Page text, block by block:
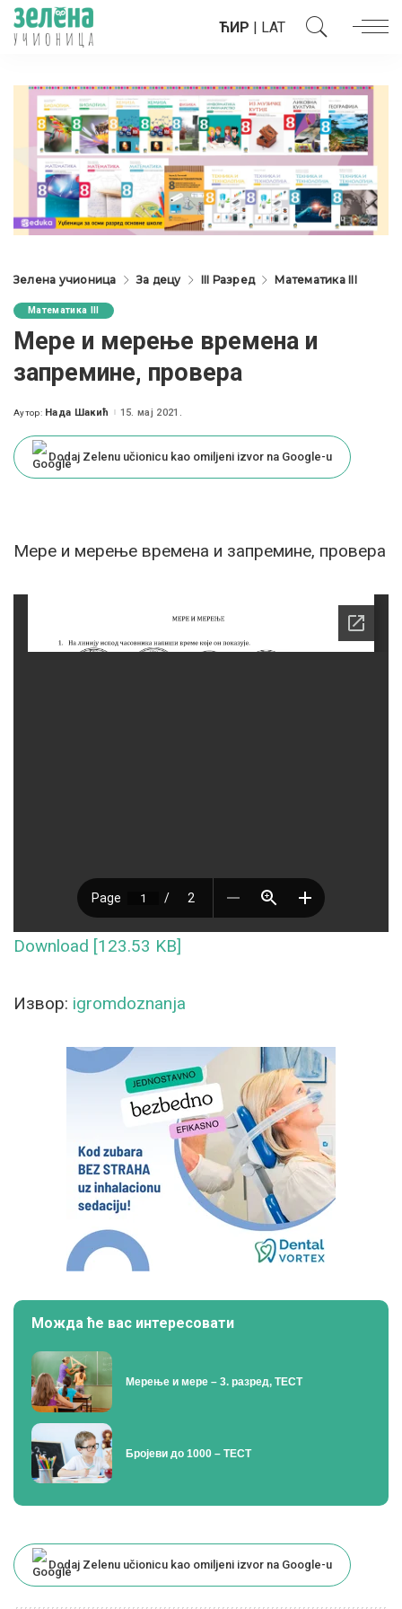
ЋИР | LAT
Зелена учионица За децу III Разред Математика III
Математика III
Мере и мерење времена и
запремине, провера
Posted
Аутор: Нада Шакић 15. мај 2021.
Dodaj Zelenu učionicu kao omiljeni izvor na Google-u
Мере и мерење времена и запремине, провера
Download [123.53 KB]
Извор: igromdoznanja
Можда ће вас интересовати
Мерење и мере – 3. разред, ТЕСТ
Бројеви до 1000 – ТЕСТ
Dodaj Zelenu učionicu kao omiljeni izvor na Google-u